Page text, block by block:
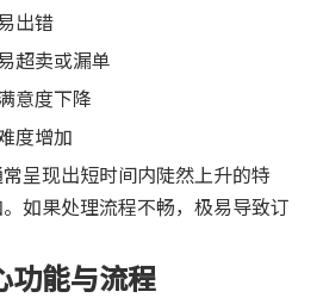
出错
超卖或漏单
意度下降
度增加
呈现出短时间内陡然上升的特
如果处理流程不畅，极易导致订
功能与流程